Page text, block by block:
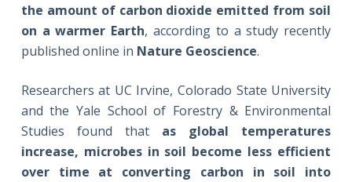
the amount of carbon dioxide emitted from soil
on a warmer Earth, according to a study recently
published online in Nature Geoscience.
Researchers at UC Irvine, Colorado State University
and the Yale School of Forestry & Environmental
Studies found that as global temperatures
increase, microbes in soil become less efficient
over time at converting carbon in soil into